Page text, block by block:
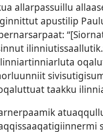
al­lar­pas­suil­lu
apustilip
taak­ku